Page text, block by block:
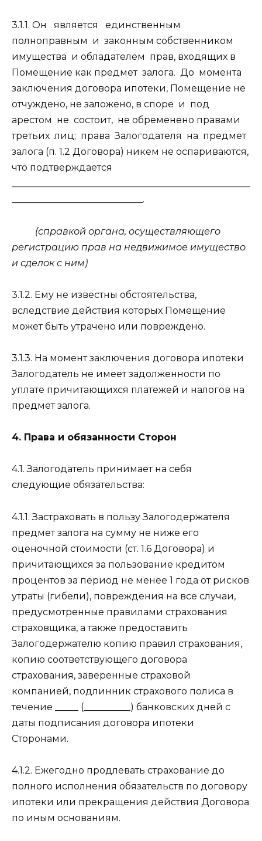
3.1.1. Он является
единственным
полноправным и законным собственником
имущества и обладателем прав, входящих в
Помещение как предмет залога. До момента
заключения договора ипотеки, Помещение не
отчуждено, не заложено, в споре и под
арестом не состоит, не обременено правами
третьих лиц; права Залогодателя на предмет
залога (п. 1.2 Договора) никем не оспариваются,
что подтверждается
____________________________.
(справкой органа, осуществляющего
регистрацию прав на недвижимое имущество
и сделок с ним)
3.1.2. Ему не известны обстоятельства,
вследствие действия которых Помещение
может быть утрачено или повреждено.
3.1.3. На момент заключения договора ипотеки
Залогодатель не имеет задолженности по
уплате причитающихся платежей и налогов на
предмет залога.
4. Права и обязанности Сторон
4.1. Залогодатель принимает на себя
следующие обязательства:
4.1.1. Застраховать в пользу Залогодержателя
предмет залога на сумму не ниже его
оценочной стоимости (ст. 1.6 Договора) и
причитающихся за пользование кредитом
процентов за период не менее 1 года от рисков
утраты (гибели), повреждения на все случаи,
предусмотренные правилами страхования
страховщика, а также предоставить
Залогодержателю копию правил страхования,
копию соответствующего договора
страхования, заверенные страховой
компанией, подлинник страхового полиса в
течение _____ (__________) банковских дней с
даты подписания договора ипотеки
Сторонами.
4.1.2. Ежегодно продлевать страхование до
полного исполнения обязательств по договору
ипотеки или прекращения действия Договора
по иным основаниям.